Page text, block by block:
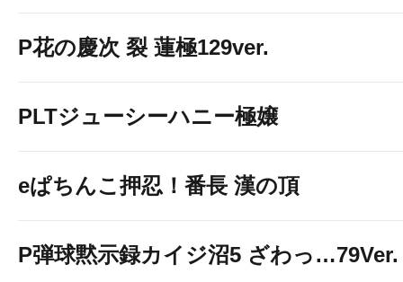
P花の慶次 裂 蓮極129ver.
PLTジューシーハニー極嬢
eぱちんこ押忍！番長 漢の頂
P弾球黙示録カイジ沼5 ざわっ…79Ver.